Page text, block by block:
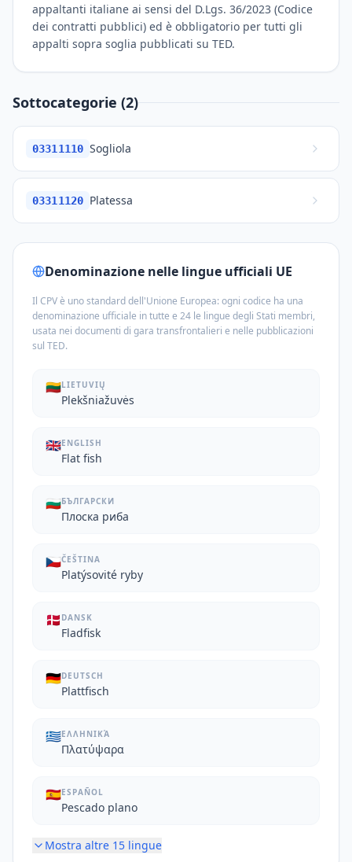
appaltanti italiane ai sensi del D.Lgs. 36/2023 (Codice
dei contratti pubblici) ed è obbligatorio per tutti gli
appalti sopra soglia pubblicati su TED.
Sottocategorie (2)
03311110 Sogliola
03311120 Platessa
Denominazione nelle lingue ufficiali UE
Il CPV è uno standard dell'Unione Europea: ogni codice ha una
denominazione ufficiale in tutte e 24 le lingue degli Stati membri,
usata nei documenti di gara transfrontalieri e nelle pubblicazioni
sul TED.
🇱🇹LIETUVIŲ
Plekšniažuvės
🇬🇧ENGLISH
Flat fish
🇧🇬БЪЛГАРСКИ
Плоска риба
🇨🇿ČEŠTINA
Platýsovité ryby
🇩🇰 DANSK
Fladfisk
🇩🇪DEUTSCH
Plattfisch
🇬🇷ΕΛΛΗΝΙΚΆ
Πλατύψαρα
🇪🇸ESPAÑOL
Pescado plano
Mostra altre 15 lingue